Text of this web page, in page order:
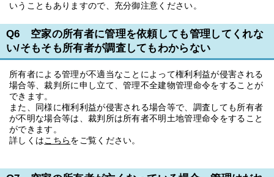
いうこともありますので、充分御注意ください。
Q6 空家の所有者に管理を依頼しても管理してくれな
い/そもそも所有者が調査してもわからない
所有者による管理が不適当なことによって権利利益が侵害される
場合等、裁判所に申し立て、管理不全建物管理命令をすることが
できます。
また、同様に権利利益が侵害される場合等で、調査しても所有者
が不明な場合等は、裁判所は所有者不明土地管理命令をすること
ができます。
詳しくはこちらをご覧ください。